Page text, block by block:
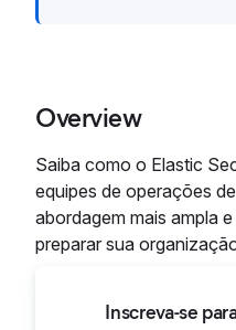
Overview
Saiba como o Elastic
equipes de operações
abordagem mais ampla
preparar sua
Inscreva-se